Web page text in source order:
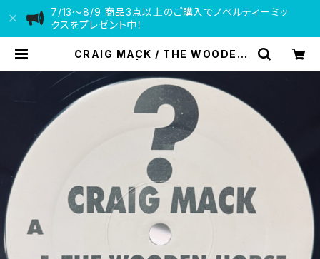
7/13〜8/9 商品3点以上のご購入でノベルティーミッ
クスをプレゼント中！
CRAIG MACK / THE WOODEN